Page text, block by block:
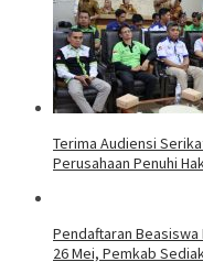
Terima Audiensi
Perusahaan Penuhi
Pendaftaran Beasiswa
26 Mei, Pemkab